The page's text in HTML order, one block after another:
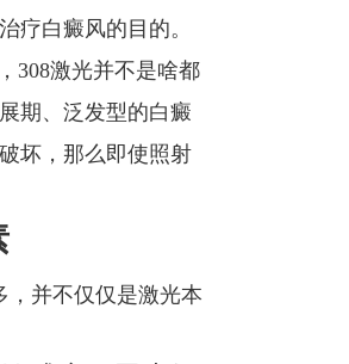
疗白癜风的目的。
308激光并不是啥都
期、泛发型的白癜
坏，那么即使照射
，并不仅仅是激光本